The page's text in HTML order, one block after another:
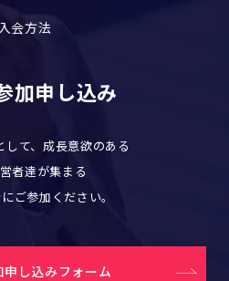
入会方法
加申し込み
して、成長意欲のある
者達が集まる
ご参加ください。
し込みフォーム